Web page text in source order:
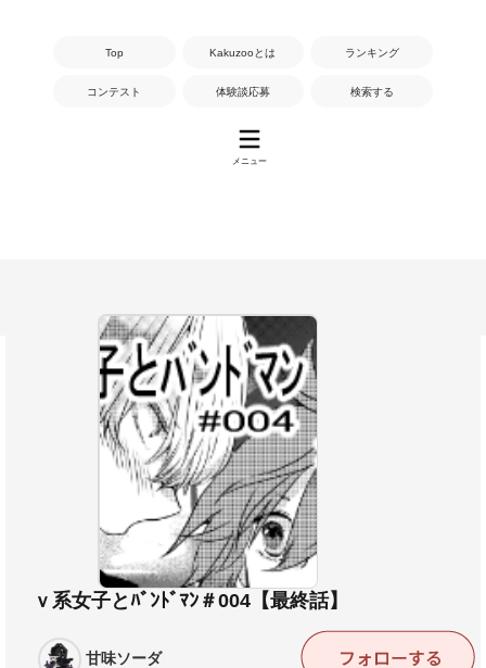
Top Kakuzooとは ランキング
コンテスト 体験談応募 検索する
メニュー
ｖ系女子とﾊﾞﾝﾄﾞﾏﾝ＃004【最終話】
甘味ソーダ